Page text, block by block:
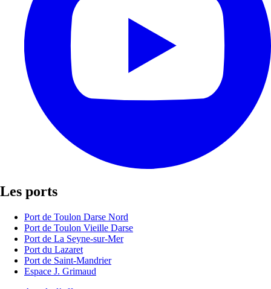
Les ports
Port de Toulon Darse Nord
Port de Toulon Vieille Darse
Port de La Seyne-sur-Mer
Port du Lazaret
Port de Saint-Mandrier
Espace J. Grimaud